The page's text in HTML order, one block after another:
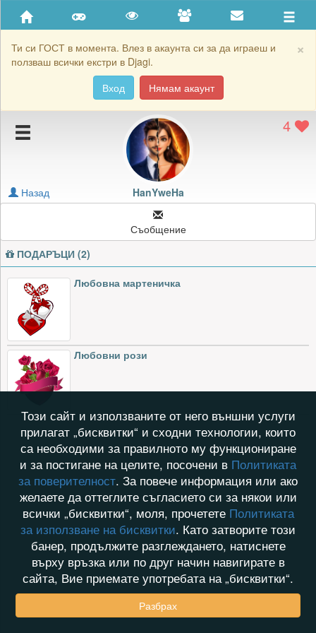
×
Ти си ГОСТ в момента. Влез в акаунта си за да играеш и
ползваш всички екстри в Djagi.
Вход
Нямам акаунт
Приятели
Хронология на игри
Подаръците на HanYweHa
Картичките на HanYweHa
Блокирай HanYweHa
4
HanYweHa
Назад
Съобщение
ПОДАРЪЦИ (2)
Любовна мартеничка
Любовни рози
Този сайт и използваните от него външни услуги
прилагат „бисквитки“ и сходни технологии, които
са необходими за правилното му функциониране
и за постигане на целите, посочени в Политиката
за поверителност. За повече информация или ако
желаете да оттеглите съгласието си за някои или
всички „бисквитки“, моля, прочетете Политиката
за използване на бисквитки. Като затворите този
банер, продължите разглеждането, натиснете
върху връзка или по друг начин навигирате в
сайта, Вие приемате употребата на „бисквитки“.
Разбрах